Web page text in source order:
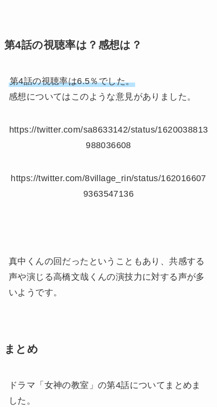
第4話の視聴率は？感想は？
第4話の視聴率は6.5％でした。
感想についてはこのような意見がありました。
https://twitter.com/sa8633142/status/1620038813
988036608
https://twitter.com/8village_rin/status/162016607
9363547136
真中くんの回だったということもあり、共感する
声や演じる高橋文哉くんの演技力に対する声が多
いようです。
まとめ
ドラマ「女神の教室」の第4話についてまとめま
した。